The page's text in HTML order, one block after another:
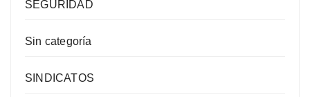
SEGURIDAD
Sin categoría
SINDICATOS